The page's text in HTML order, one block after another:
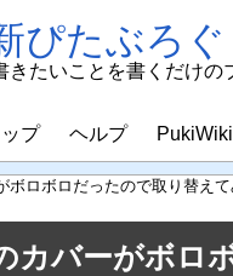
ぴたぶろぐ
きたいことを書くだけの
ップ ヘルプ PukiWiki
ボロボロだったので取り替え
カバーがボロ